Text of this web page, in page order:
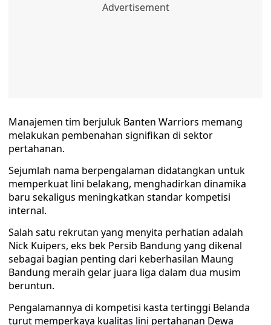
Manajemen tim berjuluk Banten Warriors memang
melakukan pembenahan signifikan di sektor
pertahanan.
Sejumlah nama berpengalaman didatangkan untuk
memperkuat lini belakang, menghadirkan dinamika
baru sekaligus meningkatkan standar kompetisi
internal.
Salah satu rekrutan yang menyita perhatian adalah
Nick Kuipers, eks bek Persib Bandung yang dikenal
sebagai bagian penting dari keberhasilan Maung
Bandung meraih gelar juara liga dalam dua musim
beruntun.
Pengalamannya di kompetisi kasta tertinggi Belanda
turut memperkaya kualitas lini pertahanan Dewa